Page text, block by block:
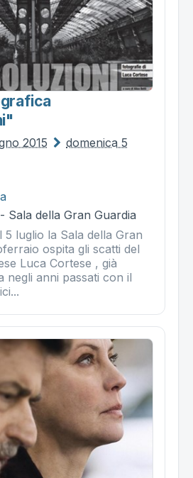
2015
domenica 5
Sala della Gran Guardia
5 luglio la Sala della Gran
ospita gli scatti del
Luca Cortese , già
negli anni passati con il